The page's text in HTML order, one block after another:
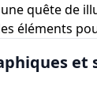
quête de
éléments
et